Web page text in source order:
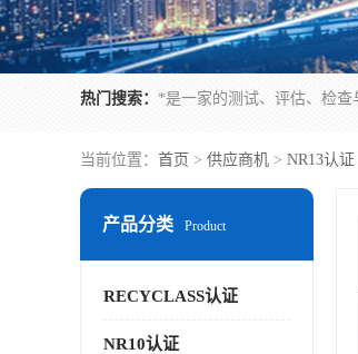
热门搜索：
当前位置： 首页 > 供应商机 > NR13认证
产品分类 Product
RECYCLASS认证
NR10认证